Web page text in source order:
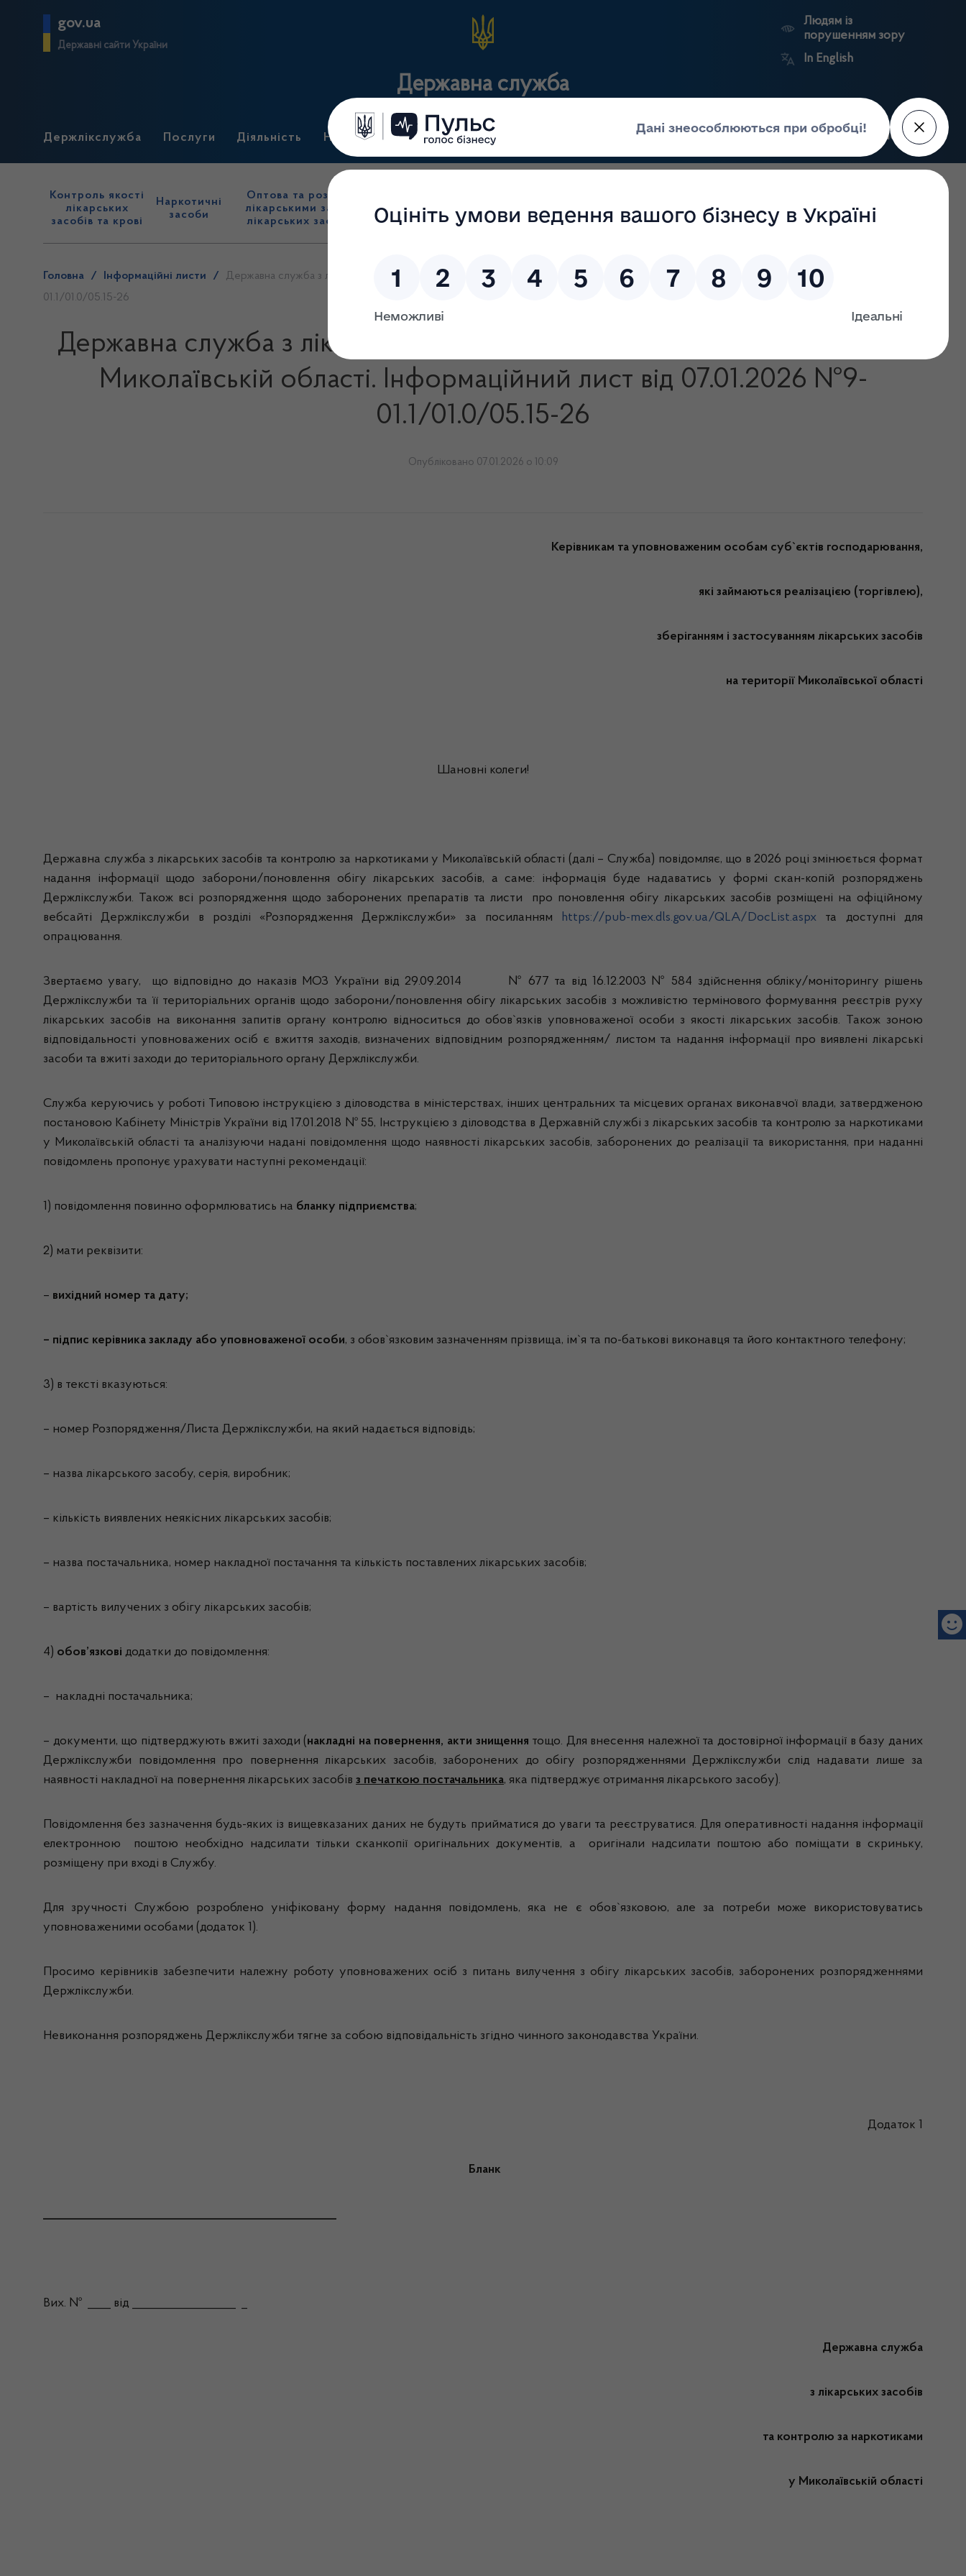
gov.ua
Державні сайти України
Державна служба
Людям із
порушенням зору
In English
Держлікслужба Послуги Діяльність Нормативні документи Для громадськості Прес-центр Пошук
Контроль якості
лікарських
засобів та крові
Наркотичні
засоби
Оптова та роздрібна торгівля
лікарськими засобами, імпорт
лікарських засобів (крім АФІ)
нагляд
(контроль)
засобів, крові та
сертифікація
нагляд
реєстри
портал
Держлікслужби
Головна / Інформаційні листи /
Державна служба з лікарських засобів та контролю за наркотиками у Миколаївській області. Інформаційний лист від 07.01.2026 №9-
01.1/01.0/05.15-26
Державна служба з лікарських засобів та контролю за наркотиками у
Миколаївській області. Інформаційний лист від 07.01.2026 №9-
01.1/01.0/05.15-26
Опубліковано 07.01.2026 о 10:09
Керівникам та уповноваженим особам суб`єктів господарювання,
які займаються реалізацією (торгівлею),
зберіганням і застосуванням лікарських засобів
на території Миколаївської області
Шановні колеги!
Державна служба з лікарських засобів та контролю за наркотиками у Миколаївській області (далі – Служба) повідомляє, що в 2026 році змінюється формат
надання інформації щодо заборони/поновлення обігу лікарських засобів, а саме: інформація буде надаватись у формі скан-копій розпоряджень
Держлікслужби. Також всі розпорядження щодо заборонених препаратів та листи про поновлення обігу лікарських засобів розміщені на офіційному
вебсайті Держлікслужби в розділі «Розпорядження Держлікслужби» за посиланням
https://pub-mex.dls.gov.ua/QLA/DocList.aspx та доступні для
опрацювання.
Звертаємо увагу, що відповідно до наказів МОЗ України від 29.09.2014 № 677 та від 16.12.2003 № 584 здійснення обліку/моніторингу рішень
Держлікслужби та її територіальних органів щодо заборони/поновлення обігу лікарських засобів з можливістю термінового формування реєстрів руху
лікарських засобів на виконання запитів органу контролю відноситься до обов`язків уповноваженої особи з якості лікарських засобів. Також зоною
відповідальності уповноважених осіб є вжиття заходів, визначених відповідним розпорядженням/ листом та надання інформації про виявлені лікарські
засоби та вжиті заходи до територіального органу Держлікслужби.
Служба керуючись у роботі Типовою інструкцією з діловодства в міністерствах, інших центральних та місцевих органах виконавчої влади, затвердженою
постановою Кабінету Міністрів України від 17.01.2018 № 55, Інструкцією з діловодства в Державній службі з лікарських засобів та контролю за наркотиками
у Миколаївській області та аналізуючи надані повідомлення щодо наявності лікарських засобів, заборонених до реалізації та використання, при наданні
повідомлень пропонує урахувати наступні рекомендації:
1) повідомлення повинно оформлюватись на бланку підприємства;
2) мати реквізити:
– вихідний номер та дату;
– підпис керівника закладу або уповноваженої особи, з обов`язковим зазначенням прізвища, ім`я та по-батькові виконавця та його контактного телефону;
3) в тексті вказуються:
– номер Розпорядження/Листа Держлікслужби, на який надається відповідь;
– назва лікарського засобу, серія, виробник;
– кількість виявлених неякісних лікарських засобів;
– назва постачальника, номер накладної постачання та кількість поставлених лікарських засобів;
– вартість вилучених з обігу лікарських засобів;
4) обов’язкові додатки до повідомлення:
– накладні постачальника;
– документи, що підтверджують вжиті заходи (накладні на повернення, акти знищення тощо. Для внесення належної та достовірної інформації в базу даних
Держлікслужби повідомлення про повернення лікарських засобів, заборонених до обігу розпорядженнями Держлікслужби слід надавати лише за
наявності накладної на повернення лікарських засобів з печаткою постачальника, яка підтверджує отримання лікарського засобу).
Повідомлення без зазначення будь-яких із вищевказаних даних не будуть прийматися до уваги та реєструватися. Для оперативності надання інформації
електронною поштою необхідно надсилати тільки сканкопії оригінальних документів, а оригінали надсилати поштою або поміщати в скриньку,
розміщену при вході в Службу.
Для зручності Службою розроблено уніфіковану форму надання повідомлень, яка не є обов`язковою, але за потреби може використовуватись
уповноваженими особами (додаток 1).
Просимо керівників забезпечити належну роботу уповноважених осіб з питань вилучення з обігу лікарських засобів, заборонених розпорядженнями
Держлікслужби.
Невиконання розпоряджень Держлікслужби тягне за собою відповідальність згідно чинного законодавства України.
Додаток 1
Бланк
Вих. № ____ від __________________ _
Державна служба
з лікарських засобів
та контролю за наркотиками
у Миколаївській області